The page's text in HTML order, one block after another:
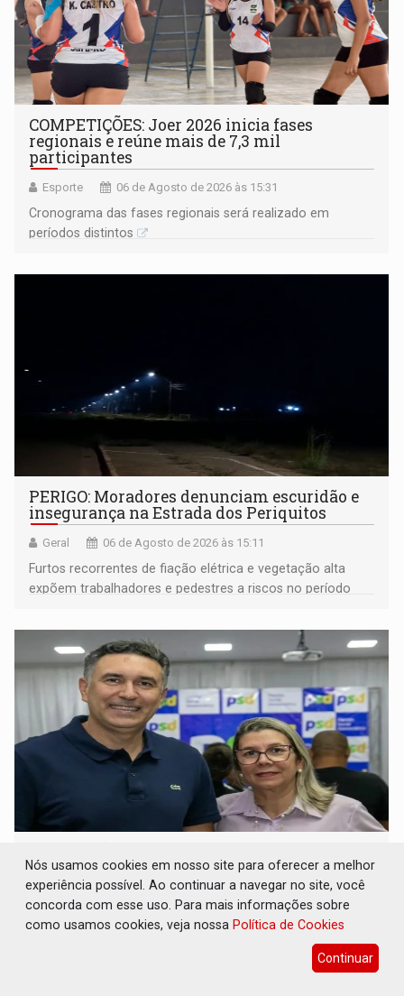
COMPETIÇÕES: Joer 2026 inicia fases
regionais e reúne mais de 7,3 mil
participantes
Esporte 06 de Agosto de 2026 às 15:31
Cronograma das fases regionais será realizado em
períodos distintos
PERIGO: Moradores denunciam escuridão e
insegurança na Estrada dos Periquitos
Geral 06 de Agosto de 2026 às 15:11
Furtos recorrentes de fiação elétrica e vegetação alta
expõem trabalhadores e pedestres a riscos no período
resultar em cassação de prefeita de Pimenta
Bueno
Interior 06 de Agosto de 2026 às 15:10
Nós usamos cookies em nosso site para oferecer a melhor
experiência possível. Ao continuar a navegar no site, você
concorda com esse uso. Para mais informações sobre
como usamos cookies, veja nossa Política de Cookies
Continuar